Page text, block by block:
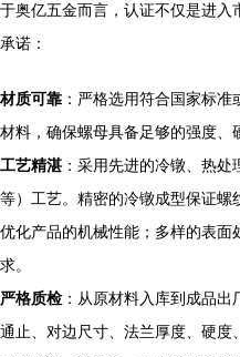
于奥亿五金而言，认证不仅是进
承诺：
材质可靠 ：严格选用符合国家标
材料，确保螺母具备足够的强度、
工艺精湛 ：采用先进的冷镦、热
等）工艺。精密的冷镦成型保证
优化产品的机械性能；多样的表
求。
严格质检：从原材料入库到成品出
通止、对边尺寸、法兰厚度、硬